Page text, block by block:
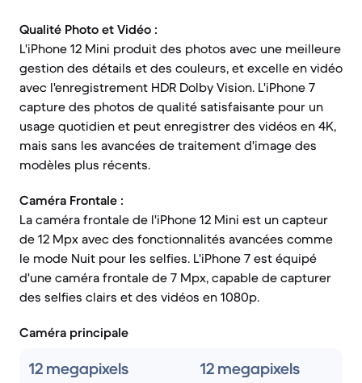
Qualité Photo et Vidéo :
L'iPhone 12 Mini produit des photos avec une meilleure
gestion des détails et des couleurs, et excelle en vidéo
avec l'enregistrement HDR Dolby Vision. L'iPhone 7
capture des photos de qualité satisfaisante pour un
usage quotidien et peut enregistrer des vidéos en 4K,
mais sans les avancées de traitement d'image des
modèles plus récents.
Caméra Frontale :
La caméra frontale de l'iPhone 12 Mini est un capteur
de 12 Mpx avec des fonctionnalités avancées comme
le mode Nuit pour les selfies. L'iPhone 7 est équipé
d'une caméra frontale de 7 Mpx, capable de capturer
des selfies clairs et des vidéos en 1080p.
Caméra principale
12 megapixels 12 megapixels